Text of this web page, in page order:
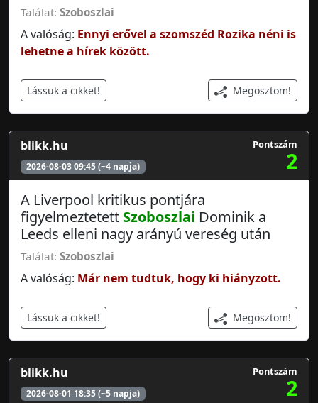
Találat: Szoboszlai
A valóság: Ennyi erővel a szomszéd Rozika néni is
lehetne a hírek között.
Lássuk a cikket! Megosztom!
blikk.hu
2026-08-03 09:45 (~4 napja)
Pontszám
2
A Liverpool kritikus pontjára
figyelmeztetett Szoboszlai Dominik a
Leeds elleni nagy arányú vereség után
Találat: Szoboszlai
A valóság: Már nem tudtuk, hogy ki hiányzott.
Lássuk a cikket! Megosztom!
blikk.hu
2026-08-01 18:35 (~5 napja)
Pontszám
2